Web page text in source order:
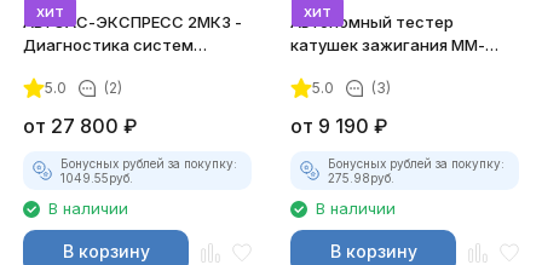
хит
АВТОАС-ЭКСПРЕСС 2МК3 -
Диагностика систем
5.0 (2)
от 27 800 ₽
Бонусных рублей за покупку:
1049.55руб.
В наличии
В корзину
хит
Автономный тестер
катушек зажигания ММ-
комплект)
5.0 (3)
от 9 190 ₽
Бонусных рублей за покупку:
275.98руб.
В наличии
В корзину